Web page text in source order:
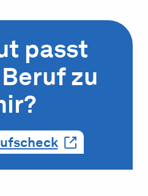
passt
zu